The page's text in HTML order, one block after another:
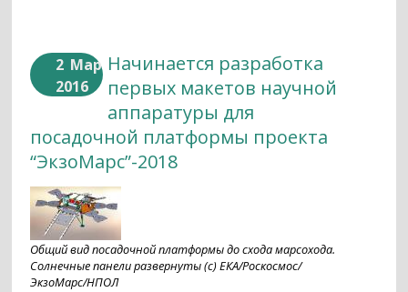
2 Мар
2016
Начинается разработка
первых макетов научной
аппаратуры для
посадочной платформы проекта
“ЭкзоМарс”-2018
Общий вид посадочной платформы до схода марсохода.
Солнечные панели развернуты (с) ЕКА/Роскосмос/
ЭкзоМарс/НПОЛ